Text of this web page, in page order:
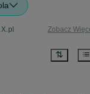
Zobacz